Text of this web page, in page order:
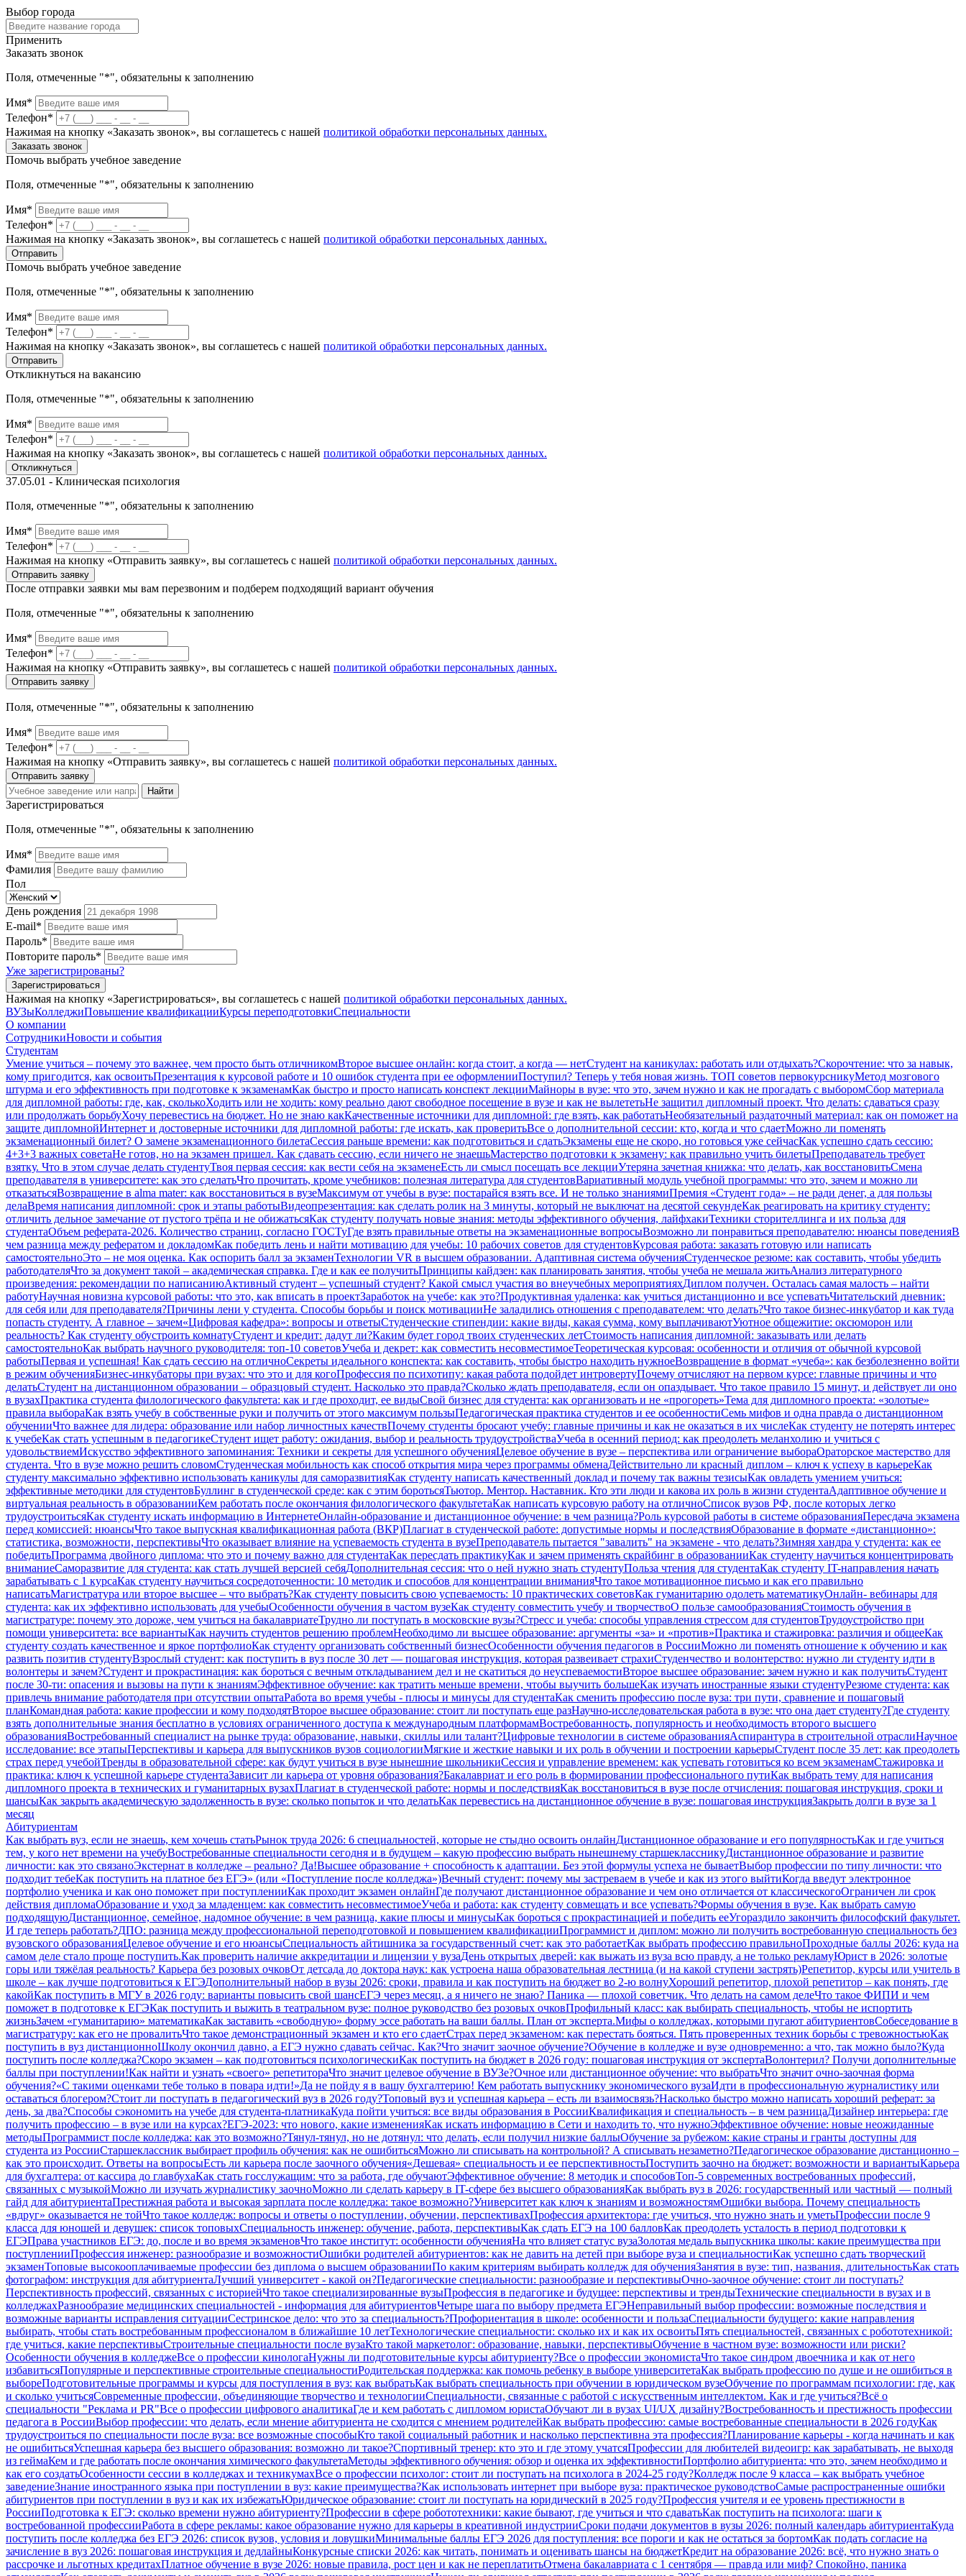
Выбор города
Применить
Заказать звонок
Поля, отмеченные "*", обязательны к заполнению
Имя*
Телефон*
Нажимая на кнопку «Заказать звонок», вы соглашетесь с нашей политикой обработки персональных данных.
Заказать звонок
Помочь выбрать учебное заведение
Поля, отмеченные "*", обязательны к заполнению
Имя*
Телефон*
Нажимая на кнопку «Заказать звонок», вы соглашетесь с нашей политикой обработки персональных данных.
Отправить
Помочь выбрать учебное заведение
Поля, отмеченные "*", обязательны к заполнению
Имя*
Телефон*
Нажимая на кнопку «Заказать звонок», вы соглашетесь с нашей политикой обработки персональных данных.
Отправить
Откликнуться на вакансию
Поля, отмеченные "*", обязательны к заполнению
Имя*
Телефон*
Нажимая на кнопку «Заказать звонок», вы соглашетесь с нашей политикой обработки персональных данных.
Откликнуться
37.05.01 - Клиническая психология
Поля, отмеченные "*", обязательны к заполнению
Имя*
Телефон*
Нажимая на кнопку «Отправить заявку», вы соглашетесь с нашей политикой обработки персональных данных.
Отправить заявку
После отправки заявки мы вам перезвоним и подберем подходящий вариант обучения
Поля, отмеченные "*", обязательны к заполнению
Имя*
Телефон*
Нажимая на кнопку «Отправить заявку», вы соглашетесь с нашей политикой обработки персональных данных.
Отправить заявку
Поля, отмеченные "*", обязательны к заполнению
Имя*
Телефон*
Нажимая на кнопку «Отправить заявку», вы соглашетесь с нашей политикой обработки персональных данных.
Отправить заявку
Найти
Зарегистрироваться
Поля, отмеченные "*", обязательны к заполнению
Имя*
Фамилия
Пол
День рождения
E-mail*
Пароль*
Повторите пароль*
Уже зарегистрированы?
Зарегистрироваться
Нажимая на кнопку «Зарегистрироваться», вы соглашетесь с нашей политикой обработки персональных данных.
ВУЗыКолледжиПовышение квалификацииКурсы переподготовкиСпециальности
О компании
СотрудникиНовости и события
Студентам
Умение учиться – почему это важнее, чем просто быть отличникомВторое высшее онлайн: когда стоит, а когда — нетСтудент на каникулах: работать или отдыхать?Скорочтение: что за навык,
кому пригодится, как освоитьПрезентация к курсовой работе и 10 ошибок студента при ее оформленииПоступил? Теперь у тебя новая жизнь. ТОП советов первокурсникуМетод мозгового
штурма и его эффективность при подготовке к экзаменамКак быстро и просто написать конспект лекцииМайноры в вузе: что это, зачем нужно и как не прогадать с выборомСбор материала
для дипломной работы: где, как, сколькоХодить или не ходить: кому реально дают свободное посещение в вузе и как не вылететьНе защитил дипломный проект. Что делать: сдаваться сразу
или продолжать борьбуХочу перевестись на бюджет. Но не знаю какКачественные источники для дипломной: где взять, как работатьНеобязательный раздаточный материал: как он поможет на
защите дипломнойИнтернет и достоверные источники для дипломной работы: где искать, как проверитьВсе о дополнительной сессии: кто, когда и что сдаетМожно ли поменять
экзаменационный билет? О замене экзаменационного билетаСессия раньше времени: как подготовиться и сдатьЭкзамены еще не скоро, но готовься уже сейчасКак успешно сдать сессию:
4+3+3 важных советаНе готов, но на экзамен пришел. Как сдавать сессию, если ничего не знаешьМастерство подготовки к экзамену: как правильно учить билетыПреподаватель требует
взятку. Что в этом случае делать студентуТвоя первая сессия: как вести себя на экзаменеЕсть ли смысл посещать все лекцииУтеряна зачетная книжка: что делать, как восстановитьСмена
преподавателя в университете: как это сделатьЧто прочитать, кроме учебников: полезная литература для студентовВариативный модуль учебной программы: что это, зачем и можно ли
отказатьсяВозвращение в alma mater: как восстановиться в вузеМаксимум от учебы в вузе: постарайся взять все. И не только знаниямиПремия «Студент года» – не ради денег, а для пользы
делаВремя написания дипломной: срок и этапы работыВидеопрезентация: как сделать ролик на 3 минуты, который не выключат на десятой секундеКак реагировать на критику студенту:
отличить дельное замечание от пустого трёпа и не обижатьсяКак студенту получать новые знания: методы эффективного обучения, лайфхакиТехники сторителлинга и их польза для
студентаОбъем реферата-2026. Количество страниц, согласно ГОСТуГде взять правильные ответы на экзаменационные вопросыВозможно ли понравиться преподавателю: нюансы поведенияВ
чем разница между рефератом и докладомКак победить лень и найти мотивацию для учебы: 10 рабочих советов для студентовКурсовая работа: заказать готовую или написать
самостоятельноЭто – не моя оценка. Как оспорить балл за экзаменТехнологии VR в высшем образовании. Адаптивная система обученияСтуденческое резюме: как составить, чтобы убедить
работодателяЧто за документ такой – академическая справка. Где и как ее получитьПринципы кайдзен: как планировать занятия, чтобы учеба не мешала житьАнализ литературного
произведения: рекомендации по написаниюАктивный студент – успешный студент? Какой смысл участия во внеучебных мероприятияхДиплом получен. Осталась самая малость – найти
работуНаучная новизна курсовой работы: что это, как вписать в проектЗаработок на учебе: как это?Продуктивная удаленка: как учиться дистанционно и все успеватьЧитательский дневник:
для себя или для преподавателя?Причины лени у студента. Способы борьбы и поиск мотивацииНе заладились отношения с преподавателем: что делать?Что такое бизнес-инкубатор и как туда
попасть студенту. А главное – зачем«Цифровая кафедра»: вопросы и ответыСтуденческие стипендии: какие виды, какая сумма, кому выплачиваютУютное общежитие: оксюморон или
реальность? Как студенту обустроить комнатуСтудент и кредит: дадут ли?Каким будет город твоих студенческих летСтоимость написания дипломной: заказывать или делать
самостоятельноКак выбрать научного руководителя: топ-10 советовУчеба и декрет: как совместить несовместимоеТеоретическая курсовая: особенности и отличия от обычной курсовой
работыПервая и успешная! Как сдать сессию на отличноСекреты идеального конспекта: как составить, чтобы быстро находить нужноеВозвращение в формат «учеба»: как безболезненно войти
в режим обученияБизнес-инкубаторы при вузах: что это и для когоПрофессия по психотипу: какая работа подойдет интровертуПочему отчисляют на первом курсе: главные причины и что
делатьСтудент на дистанционном образовании – образцовый студент. Насколько это правда?Сколько ждать преподавателя, если он опаздывает. Что такое правило 15 минут, и действует ли оно
в вузахПрактика студента филологического факультета: как и где проходит, ее видыСвой бизнес для студента: как организовать и не «прогореть»Тема для дипломного проекта: «золотые»
правила выбораКак взять учебу в собственные руки и получить от этого максимум пользыПедагогическая практика студентов и ее особенностиСемь мифов и одна правда о дистанционном
обученииЧто важнее для лидера: образование или набор личностных качествПочему студенты бросают учебу: главные причины и как не оказаться в их числеКак студенту не потерять интерес
к учебеКак стать успешным в педагогикеСтудент ищет работу: ожидания, выбор и реальность трудоустройстваУчеба в осенний период: как преодолеть меланхолию и учиться с
удовольствиемИскусство эффективного запоминания: Техники и секреты для успешного обученияЦелевое обучение в вузе – перспектива или ограничение выбораОраторское мастерство для
студента. Что в вузе можно решить словомСтуденческая мобильность как способ открытия мира через программы обменаДействительно ли красный диплом – ключ к успеху в карьереКак
студенту максимально эффективно использовать каникулы для саморазвитияКак студенту написать качественный доклад и почему так важны тезисыКак овладеть умением учиться:
эффективные методики для студентовБуллинг в студенческой среде: как с этим боротьсяТьютор. Ментор. Наставник. Кто эти люди и какова их роль в жизни студентаАдаптивное обучение и
виртуальная реальность в образованииКем работать после окончания филологического факультетаКак написать курсовую работу на отличноСписок вузов РФ, после которых легко
трудоустроитьсяКак студенту искать информацию в ИнтернетеОнлайн-образование и дистанционное обучение: в чем разница?Роль курсовой работы в системе образованияПересдача экзамена
перед комиссией: нюансыЧто такое выпускная квалификационная работа (ВКР)Плагиат в студенческой работе: допустимые нормы и последствияОбразование в формате «дистанционно»:
статистика, возможности, перспективыЧто оказывает влияние на успеваемость студента в вузеПреподаватель пытается "завалить" на экзамене - что делать?Зимняя хандра у студента: как ее
победитьПрограмма двойного диплома: что это и почему важно для студентаКак пересдать практикуКак и зачем применять скрайбинг в образованииКак студенту научиться концентрировать
вниманиеСаморазвитие для студента: как стать лучшей версией себяДополнительная сессия: что о ней нужно знать студентуПольза чтения для студентаКак студенту IT-направления начать
зарабатывать с 1 курсаКак студенту научиться сосредоточенности: 10 методик и способов для концентрации вниманияЧто такое мотивационное письмо и как его правильно
написатьМагистратура или второе высшее – что выбрать?Как студенту повысить свою успеваемость: 10 практических советовКак гуманитарию одолеть математикуОнлайн- вебинары для
студента: как их эффективно использовать для учебыОсобенности обучения в частом вузеКак студенту совместить учебу и творчествоО пользе самообразованияСтоимость обучения в
магистратуре: почему это дороже, чем учиться на бакалавриатеТрудно ли поступать в московские вузы?Стресс и учеба: способы управления стрессом для студентовТрудоустройство при
помощи университета: все вариантыКак научить студентов решению проблемНеобходимо ли высшее образование: аргументы «за» и «против»Практика и стажировка: различия и общееКак
студенту создать качественное и яркое портфолиоКак студенту организовать собственный бизнесОсобенности обучения педагогов в РоссииМожно ли поменять отношение к обучению и как
развить позитив студентуВзрослый студент: как поступить в вуз после 30 лет — пошаговая инструкция, которая развеивает страхиСтуденчество и волонтерство: нужно ли cтуденту идти в
волонтеры и зачем?Студент и прокрастинация: как бороться с вечным откладыванием дел и не скатиться до неуспеваемостиВторое высшее образование: зачем нужно и как получитьСтудент
после 30-ти: опасения и вызовы на пути к знаниямЭффективное обучение: как тратить меньше времени, чтобы выучить большеКак изучать иностранные языки студентуРезюме студента: как
привлечь внимание работодателя при отсутствии опытаРабота во время учебы - плюсы и минусы для студентаКак сменить профессию после вуза: три пути, сравнение и пошаговый
планКомандная работа: какие профессии и кому подходятВторое высшее образование: стоит ли поступать еще разНаучно-исследовательская работа в вузе: что она дает студенту?Где студенту
взять дополнительные знания бесплатно в условиях ограниченного доступа к международным платформамВостребованность, популярность и необходимость второго высшего
образованияВостребованный специалист на рынке труда: образование, навыки, скиллы или талант?Цифровые технологии в системе образованияАспирантура в строительной отраслиНаучное
исследование: все этапыПерспективы и карьера для выпускников вузов социологииМягкие и жесткие навыки и их роль в обучении и построении карьерыСтудент после 35 лет: как преодолеть
страх перед учебойТренды в образовательной сфере: как будут учиться в вузе нынешние школьникиСессия и управление временем: как успевать готовиться ко всем экзаменамСтажировка и
практика: ключ к успешной карьере студентаЗависит ли карьера от уровня образования?Бакалавриат и его роль в формировании профессионального путиКак выбрать тему для написания
дипломного проекта в технических и гуманитарных вузахПлагиат в студенческой работе: нормы и последствияКак восстановиться в вузе после отчисления: пошаговая инструкция, сроки и
шансыКак закрыть академическую задолженность в вузе: сколько попыток и что делатьКак перевестись на дистанционное обучение в вузе: пошаговая инструкцияЗакрыть долги в вузе за 1
месяц
Абитуриентам
Как выбрать вуз, если не знаешь, кем хочешь статьРынок труда 2026: 6 специальностей, которые не стыдно освоить онлайнДистанционное образование и его популярностьКак и где учиться
тем, у кого нет времени на учебуВостребованные специальности сегодня и в будущем – какую профессию выбрать нынешнему старшеклассникуДистанционное образование и развитие
личности: как это связаноЭкстернат в колледже – реально? Да!Высшее образование + способность к адаптации. Без этой формулы успеха не бываетВыбор профессии по типу личности: что
подходит тебеКак поступить на платное без ЕГЭ» (или «Поступление после колледжа»)Вечный студент: почему мы застреваем в учебе и как из этого выйтиКогда введут электронное
портфолио ученика и как оно поможет при поступленииКак проходит экзамен онлайнГде получают дистанционное образование и чем оно отличается от классическогоОграничен ли срок
действия дипломаОбразование и уход за младенцем: как совместить несовместимоеУчеба и работа: как студенту совмещать и все успевать?Формы обучения в вузе. Как выбрать самую
подходящуюДистанционное, семейное, надомное обучение: в чем разница, какие плюсы и минусыКак бороться с прокрастинацией и победить ееУгораздило закончить философский факультет.
И где теперь работать?ДПО: разница между профессиональной переподготовкой и повышением квалификацииПрограммист и диплом: можно ли получить востребованную специальность без
вузовского образованияЦелевое обучение и его нюансыСпециальность айтишника за государственный счет: как это работаетКак выбрать профессию правильноПроходные баллы 2026: куда на
самом деле стало проще поступить.Как проверить наличие аккредитации и лицензии у вузаДень открытых дверей: как выжать из вуза всю правду, а не только рекламуЮрист в 2026: золотые
горы или тяжёлая реальность? Карьера без розовых очковОт детсада до доктора наук: как устроена наша образовательная лестница (и на какой ступени застрять)Репетитор, курсы или учитель в
школе – как лучше подготовиться к ЕГЭДополнительный набор в вузы 2026: сроки, правила и как поступить на бюджет во 2‑ю волнуХороший репетитор, плохой репетитор – как понять, где
какойКак поступить в МГУ в 2026 году: варианты повысить свой шансЕГЭ через месяц, а я ничего не знаю? Паника — плохой советчик. Что делать на самом делеЧто такое ФИПИ и чем
поможет в подготовке к ЕГЭКак поступить и выжить в театральном вузе: полное руководство без розовых очковПрофильный класс: как выбирать специальность, чтобы не испортить
жизньЗачем «гуманитарию» математикаКак заставить «свободную» форму эссе работать на ваши баллы. План от эксперта.Мифы о колледжах, которыми пугают абитуриентовСобеседование в
магистратуру: как его не провалитьЧто такое демонстрационный экзамен и кто его сдаетСтрах перед экзаменом: как перестать бояться. Пять проверенных техник борьбы с тревожностьюКак
поступить в вуз дистанционноШколу окончил давно, а ЕГЭ нужно сдавать сейчас. Как?Что значит заочное обучение?Обучение в колледже и вузе одновременно: а что, так можно было?Куда
поступить после колледжа?Скоро экзамен – как подготовиться психологическиКак поступить на бюджет в 2026 году: пошаговая инструкция от экспертаВолонтерил? Получи дополнительные
баллы при поступлении!Как найти и узнать «своего» репетитораЧто значит целевое обучение в ВУЗе?Очное или дистанционное обучение: что выбратьЧто значит очно-заочная форма
обучения?«С такими оценками тебе только в повара идти!»Да не пойду я в вашу бухгалтерию! Кем работать выпускнику экономического вузаИдти в профессиональную журналистику или
оставаться блогером?Стоит ли поступать в педагогический вуз в 2026 году?Топовый вуз и успешная карьера – есть ли взаимосвязь?Насколько быстро можно написать хороший реферат: за
день, за два?Способы сэкономить на учебе для студента-платникаКуда пойти учиться: все виды образования в РоссииКвалификация и специальность – в чем разницаДизайнер интерьера: где
получить профессию – в вузе или на курсах?ЕГЭ-2023: что нового, какие измененияКак искать информацию в Сети и находить то, что нужноЭффективное обучение: новые неожиданные
методыПрограммист после колледжа: как это возможно?Тянул-тянул, но не дотянул: что делать, если получил низкие баллыОбучение за рубежом: какие страны и гранты доступны для
студента из РоссииСтаршеклассник выбирает профиль обучения: как не ошибитьсяМожно ли списывать на контрольной? А списывать незаметно?Педагогическое образование дистанционно –
как это происходит. Ответы на вопросыЕсть ли карьера после заочного обучения«Дешевая» специальность и ее перспективностьПоступить заочно на бюджет: возможности и вариантыКарьера
для бухгалтера: от кассира до главбухаКак стать госслужащим: что за работа, где обучаютЭффективное обучение: 8 методик и способовТоп-5 современных востребованных профессий,
связанных с музыкойМожно ли изучать журналистику заочноМожно ли сделать карьеру в IT-сфере без высшего образованияКак выбрать вуз в 2026: государственный или частный — полный
гайд для абитуриентаПрестижная работа и высокая зарплата после колледжа: такое возможно?Университет как ключ к знаниям и возможностямОшибки выбора. Почему специальность
«вдруг» оказывается не тойЧто такое колледж: вопросы и ответы о поступлении, обучении, перспективахПрофессия архитектора: где учиться, что нужно знать и уметьПрофессии после 9
класса для юношей и девушек: список топовыхСпециальность инженер: обучение, работа, перспективыКак сдать ЕГЭ на 100 балловКак преодолеть усталость в период подготовки к
ЕГЭПрава участников ЕГЭ: до, после и во время экзаменовЧто такое институт: особенности обученияНа что влияет статус вузаЗолотая медаль выпускника школы: какие преимущества при
поступленииПрофессия инженер: разнообразие и возможностиОшибки родителей абитуриентов: как не давить на детей при выборе вуза и специальностиКак успешно сдать творческий
экзаменТоповые высокооплачиваемые профессии без диплома о высшем образованииПо каким критериям выбирать колледж для обученияЗанятия в вузе: тип, названия, длительностьКак стать
фотографом: инструкция для абитуриентаЛучший университет - какой он?Педагогические специальности: разнообразие и перспективыОчно-заочное обучение: стоит ли поступать?
Перспективность профессий, связанных с историейЧто такое специализированные вузыПрофессия в педагогике и будущее: перспективы и трендыТехнические специальности в вузах и в
колледжахРазнообразие медицинских специальностей - информация для абитуриентовЧетыре шага по выбору предмета ЕГЭНеправильный выбор профессии: возможные последствия и
возможные варианты исправления ситуацииСестринское дело: что это за специальность?Профориентация в школе: особенности и пользаСпециальности будущего: какие направления
выбирать, чтобы стать востребованным профессионалом в ближайшие 10 летТехнологические специальности: сколько их и как их освоитьПять специальностей, связанных с робототехникой:
где учиться, какие перспективыСтроительные специальности после вузаКто такой маркетолог: образование, навыки, перспективыОбучение в частном вузе: возможности или риски?
Особенности обучения в колледжеВсе о профессии кинологаНужны ли подготовительные курсы абитуриенту?Все о профессии экономистаЧто такое синдром двоечника и как от него
избавитьсяПопулярные и перспективные строительные специальностиРодительская поддержка: как помочь ребенку в выборе университетаКак выбрать профессию по душе и не ошибиться в
выбореПодготовительные программы и курсы для поступления в вуз: как выбратьКак выбрать специальность при обучении в юридическом вузеОбучение по программам психологии: где, как
и сколько учитьсяСовременные профессии, объединяющие творчество и технологииСпециальности, связанные с работой с искусственным интеллектом. Как и где учиться?Всё о
специальности "Реклама и PR"Все о профессии цифрового аналитикаГде и кем работать с дипломом юристаОбучают ли в вузах UI/UX дизайну?Востребованность и престижность профессии
педагога в РоссииВыбор профессии: что делать, если мнение абитуриента не сходится с мнением родителейКак выбрать профессию: самые востребованные специальности в 2026 годуКак
трудоустроиться по специальности после вуза: все возможные способыКто такой социальный работник и насколько перспективна эта профессия?Планирование карьеры - когда начинать и как
не ошибитьсяУспешная карьера без высшего образования: возможно ли такое?Спортивный тренер: кто это и где этому учатсяПрофессии для любителей видеоигр: как зарабатывать, не выходя
из геймаКем и где работать после окончания химического факультетаМетоды эффективного обучения: обзор и оценка их эффективностиПортфолио абитуриента: что это, зачем необходимо и
как его создатьОсобенности сессии в колледжах и техникумахВсе о профессии психолог: стоит ли поступать на психолога в 2024-25 году?Колледж после 9 класса – как выбрать учебное
заведениеЗнание иностранного языка при поступлении в вуз: какие преимущества?Как использовать интернет при выборе вуза: практическое руководствоСамые распространенные ошибки
абитуриентов при поступлении в вуз и как их избежатьЮридическое образование: стоит ли поступать на юридический в 2025 году?Профессия учителя и ее уровень престижности в
РоссииПодготовка к ЕГЭ: сколько времени нужно абитуриенту?Профессии в сфере робототехники: какие бывают, где учиться и что сдаватьКак поступить на психолога: шаги к
востребованной профессииРабота в сфере рекламы: какое образование нужно для карьеры в креативной индустрииСроки подачи документов в вузы 2026: полный календарь абитуриентаКуда
поступить после колледжа без ЕГЭ 2026: список вузов, условия и ловушкиМинимальные баллы ЕГЭ 2026 для поступления: все пороги и как не остаться за бортомКак подать согласие на
зачисление в вуз 2026: пошаговая инструкция и дедлайныКонкурсные списки 2026: как читать, понимать и оценивать шансы на бюджетКредит на образование 2026: всё, что нужно знать о
рассрочке и льготных кредитахПлатное обучение в вузе 2026: новые правила, рост цен и как не переплатитьОтмена бакалавриата с 1 сентября — правда или миф? Спокойно, паника